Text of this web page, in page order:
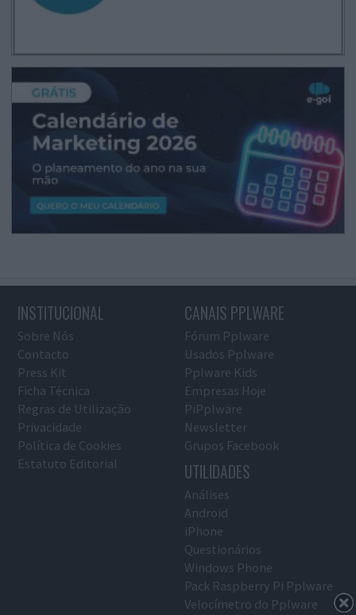
INSTITUCIONAL
Sobre Nós
Contacto
Press Kit
Ficha Técnica
Regras de Utilização
Privacidade
Política de Cookies
Estatuto Editorial
CANAIS PPLWARE
Fórum Pplware
Usados Pplware
Pplware Kids
Empresas Hoje
PiPplware
Newsletter
Grupos Facebook
UTILIDADES
Análises
Android
iPhone
Questionários
Windows Phone
Pack Raspberry Pi Pplware
Velocímetro do Pplware